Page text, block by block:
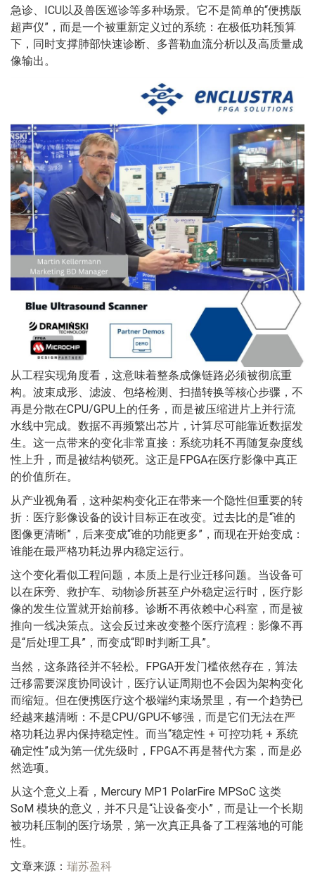
急诊、ICU以及兽医巡诊等多种场景。它不是简单的“便携版
超声仪”，而是一个被重新定义过的系统：在极低功耗预算
下，同时支撑肺部快速诊断、多普勒血流分析以及高质量成
像输出。
从工程实现角度看，这意味着整条成像链路必须被彻底重
构。波束成形、滤波、包络检测、扫描转换等核心步骤，不
再是分散在CPU/GPU上的任务，而是被压缩进片上并行流
水线中完成。数据不再频繁出芯片，计算尽可能靠近数据发
生。这一点带来的变化非常直接：系统功耗不再随复杂度线
性上升，而是被结构锁死。这正是FPGA在医疗影像中真正
的价值所在。
从产业视角看，这种架构变化正在带来一个隐性但重要的转
折：医疗影像设备的设计目标正在改变。过去比的是“谁的
图像更清晰”，后来变成“谁的功能更多”，而现在开始变成：
谁能在最严格功耗边界内稳定运行。
这个变化看似工程问题，本质上是行业迁移问题。当设备可
以在床旁、救护车、动物诊所甚至户外稳定运行时，医疗影
像的发生位置就开始前移。诊断不再依赖中心科室，而是被
推向一线决策点。这会反过来改变整个医疗流程：影像不再
是“后处理工具”，而变成“即时判断工具”。
当然，这条路径并不轻松。FPGA开发门槛依然存在，算法
迁移需要深度协同设计，医疗认证周期也不会因为架构变化
而缩短。但在便携医疗这个极端约束场景里，有一个趋势已
经越来越清晰：不是CPU/GPU不够强，而是它们无法在严
格功耗边界内保持稳定性。而当“稳定性 + 可控功耗 + 系统
确定性”成为第一优先级时，FPGA不再是替代方案，而是必
然选项。
从这个意义上看，Mercury MP1 PolarFire MPSoC 这类
SoM 模块的意义，并不只是“让设备变小”，而是让一个长期
被功耗压制的医疗场景，第一次真正具备了工程落地的可能
性。
文章来源： 瑞苏盈科